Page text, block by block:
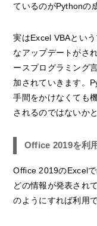
ているのがPythonの
実はExcel VBAとい
なアップデートがさ
ースプログラミング
加されていきます。
手間をかけなくても
されるのではないか
Office 2019を利
Office 2019のExcel
どの情報が発表され
のようにすれば利用